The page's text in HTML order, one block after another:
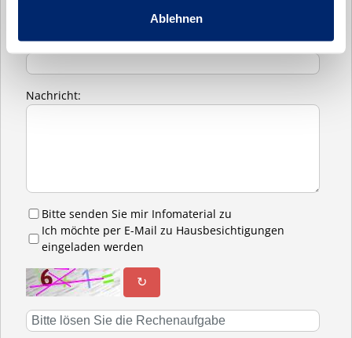
Ablehnen
Telefonnummer:*
Nachricht:
Bitte senden Sie mir Infomaterial zu
Ich möchte per E-Mail zu Hausbesichtigungen
eingeladen werden
↻